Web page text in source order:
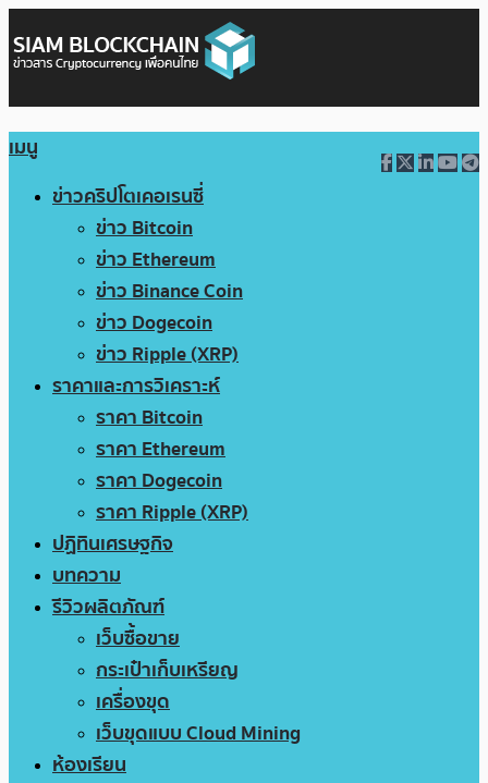
เมนู
ข่าวคริปโตเคอเรนซี่
ข่าว Bitcoin
ข่าว Ethereum
ข่าว Binance Coin
ข่าว Dogecoin
ข่าว Ripple (XRP)
ราคาและการวิเคราะห์
ราคา Bitcoin
ราคา Ethereum
ราคา Dogecoin
ราคา Ripple (XRP)
ปฏิทินเศรษฐกิจ
บทความ
รีวิวผลิตภัณฑ์
เว็บซื้อขาย
กระเป๋าเก็บเหรียญ
เครื่องขุด
เว็บขุดแบบ Cloud Mining
ห้องเรียน